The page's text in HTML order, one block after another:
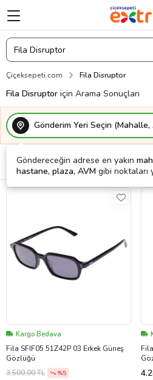
Çiçeksepeti.com Fila Disruptor
Fila Disruptor için Arama Sonuçları
Gönderim Yeri Seçin (Mahalle,
Göndereceğin adrese en yakın
hastane, plaza, AVM gibi noktaları
Filtrele Sırala
Kargo Bedava
Fila SFIF05 51Z42P 03 Erkek Güneş
Gözlüğü
3.500,00 TL
%5